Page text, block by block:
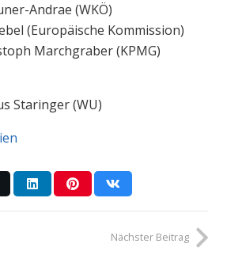
Andrae (WKÖ)
(Europäische Kommission)
Marchgraber (KPMG)
Staringer (WU)
Nächster Beitrag